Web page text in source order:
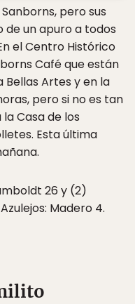
pero sus
de un apuro a todos
el Centro Histórico
Café que están
Artes y en la
pero si no es tan
Casa de los
Esta última
26 y (2)
Madero 4.